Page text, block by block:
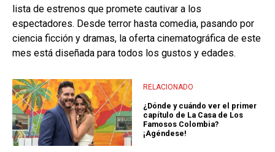
lista de estrenos que promete cautivar a los
espectadores. Desde terror hasta comedia, pasando por
ciencia ficción y dramas, la oferta cinematográfica de este
mes está diseñada para todos los gustos y edades.
RELACIONADO
¿Dónde y cuándo ver el primer
capítulo de La Casa de Los
Famosos Colombia?
¡Agéndese!